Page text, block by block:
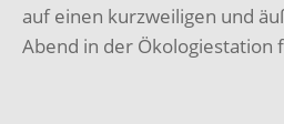
auf einen kurzweiligen und
Abend in der Ökologiestation